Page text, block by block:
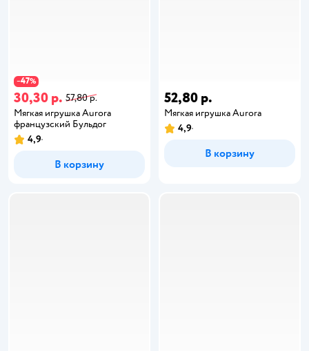
−47%
30,30 р. 57,80 р.
Мягкая игрушка Aurora
французский Бульдог
4,9
В корзину
52,80 р.
Мягкая игрушка Aurora
4,9
В корзину